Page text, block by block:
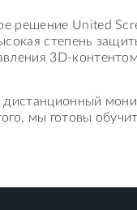
решение United
степень
3D-
мы готовы